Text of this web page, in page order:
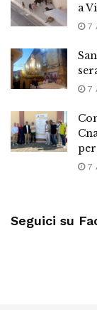
a
7
7
7
Seguici su